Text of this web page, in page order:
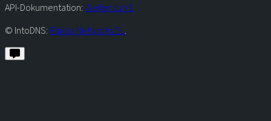
API-Dokumentation:Weiter zu V1
© IntoDNS: Raiola Networks SL.